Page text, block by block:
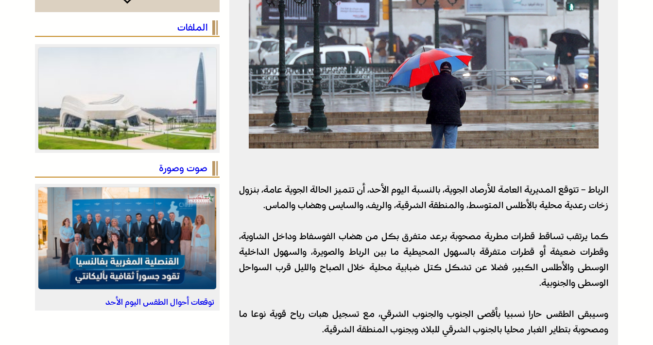
الرباط – تتوقع المديرية العامة للأرصاد الجوية، بالنسبة اليوم الأحد، أن تتميز الحالة الجوية عامة، بنزول
زخات رعدية محلية بالأطلس المتوسط، والمنطقة الشرقية، والريف، والسايس وهضاب والماس.
كما يرتقب تساقط قطرات مطرية مصحوبة برعد متفرق بكل من هضاب الفوسفاط وداخل الشاوية،
وقطرات ضعيفة أو قطرات متفرقة بالسهول المحيطية ما بين الرباط والصويرة، والسهول الداخلية
الوسطى والأطلس الكبير، فضلا عن تشكل كتل ضبابية محلية خلال الصباح والليل قرب السواحل
الوسطى والجنوبية.
وسيبقى الطقس حارا نسبيا بأقصى الجنوب والجنوب الشرقي، مع تسجيل هبات رياح قوية نوعا ما
ومصحوبة بتطاير الغبار محليا بالجنوب الشرقي للبلاد وبجنوب المنطقة الشرقية.
المختبر الوطني للشرطة العلمية والتقنية التابع
عمان .. الاجتماع الوزاري لدعم القدس وأماكنها
جلالة الملك ويدعم جهود اللجنة ووكالة بيت مال
القدس الشريف
موجة حر وزخات رعدية مع تساقط البرد وهبات رياح
من اليوم الأربعاء إلى الجمعة بعدد من مناطق
صفقة بقيمة 2,68 مليار درهم تسرع أشغال الملعب
الكبير للدار البيضاء
المختبر الوطني للشرطة العلمية والتقنية التابع
للمديرية العامة للأمن الوطني، يحصل على شهادة
17025”
الملفات
صوت وصورة
توقعات أحوال الطقس اليوم الأحد